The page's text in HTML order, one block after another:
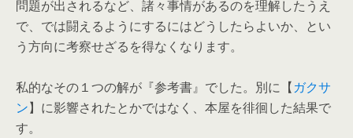
問題が出されるなど、諸々事情があるのを理解したうえ
で、では闘えるようにするにはどうしたらよいか、とい
う方向に考察せざるを得なくなります。
私的なその１つの解が『参考書』でした。別に【ガクサ
ン】に影響されたとかではなく、本屋を徘徊した結果で
す。